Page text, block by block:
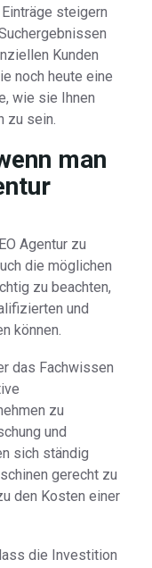
steigern
Kunden
noch heute eine
wie sie Ihnen
zu sein.
man
Agentur zu
die möglichen
zu beachten,
und
können.
das Fachwissen
zu
und
sich ständig
gerecht zu
den Kosten einer
die Investition